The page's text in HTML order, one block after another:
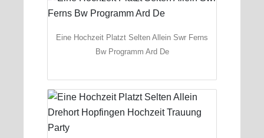
Eine Hochzeit Platzt Selten Allein Swr Ferns
Bw Programm Ard De